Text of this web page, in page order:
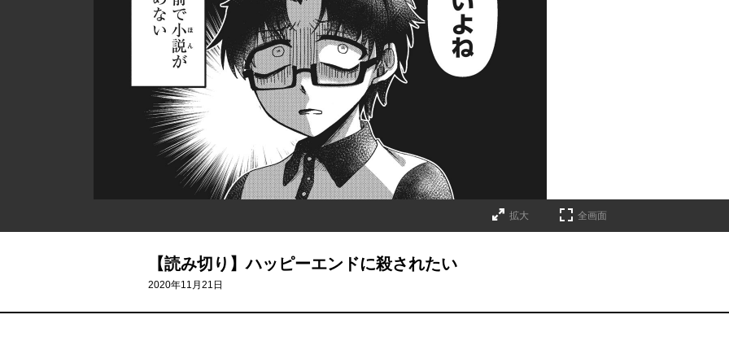
拡大 全画面
【読み切り】ハッピーエンドに殺されたい
2020年11月21日